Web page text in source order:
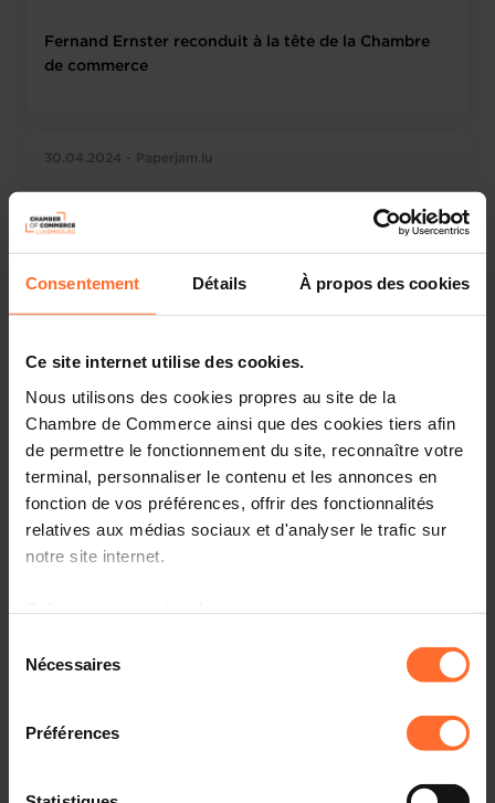
Consentement Détails À propos des cookies
Ce site internet utilise des cookies.
Nous utilisons des cookies propres au site de la
Chambre de Commerce ainsi que des cookies tiers afin
de permettre le fonctionnement du site, reconnaître votre
terminal, personnaliser le contenu et les annonces en
fonction de vos préférences, offrir des fonctionnalités
relatives aux médias sociaux et d'analyser le trafic sur
notre site internet.
à l’exception des cookies strictement nécessaires au
fonctionnement du site. Une description des différents
cookies est accessible sous l’onglet « Détails » ci-
dessus.
Il est précisé que la navigation sur le site et certaines
Nécessaires
Préférences
Fernand Ernster reconduit à la tête de la Chambre
de commerce
30.04.2024 - Paperjam.lu
Fernand Ernster élu président de la Chambre de
commerce
de commerce
25.04.2024 - InfoGreen Luxembourg
Budget de l’État 2024 : faire preuve de
responsabilité
25.04.2024 - InfoGreen Luxembourg
microlux fait le point !